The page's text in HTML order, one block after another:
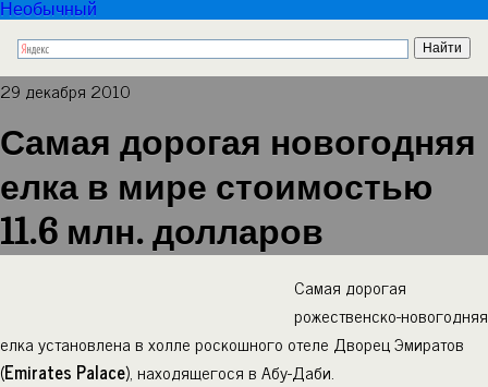
Необычный
29 декабря 2010
Самая дорогая новогодняя
елка в мире стоимостью
11.6 млн. долларов
Самая дорогая
рожественско-новогодняя
елка установлена в холле роскошного отеле Дворец Эмиратов
(Emirates Palace), находящегося в Абу-Даби.